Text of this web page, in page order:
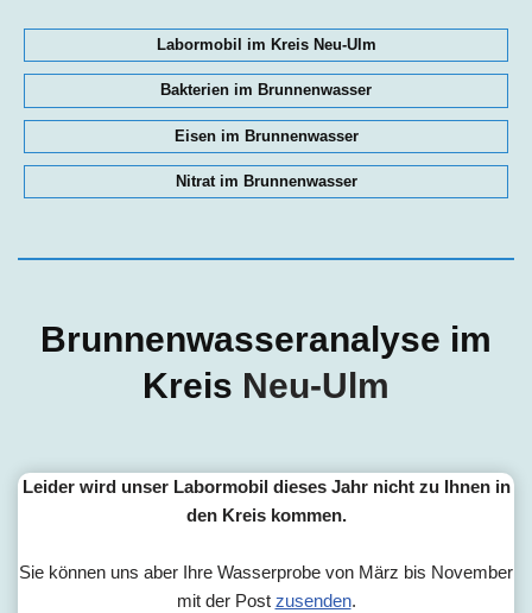
Labormobil im Kreis Neu-Ulm
Bakterien im Brunnenwasser
Eisen im Brunnenwasser
Nitrat im Brunnenwasser
Brunnenwasseranalyse im
Kreis Neu-Ulm
Leider wird unser Labormobil dieses Jahr nicht zu Ihnen in
den Kreis kommen.
Sie können uns aber Ihre Wasserprobe von März bis November
mit der Post zusenden.